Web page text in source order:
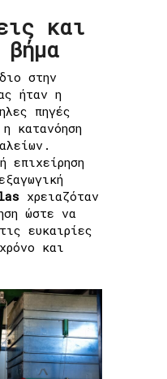
και
στην
ήταν η
πηγές
κατανόηση
επιχείρηση
χρειαζόταν
ώστε να
ευκαιρίες
και